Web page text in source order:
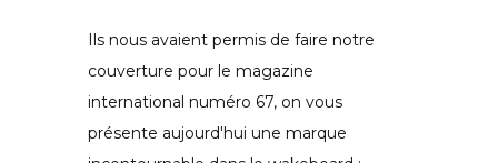
Ils nous avaient permis de faire notre
couverture pour le magazine
international numéro 67, on vous
présente aujourd'hui une marque